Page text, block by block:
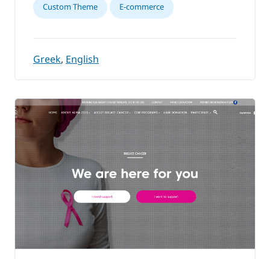
Custom Theme E-commerce
Greek, English